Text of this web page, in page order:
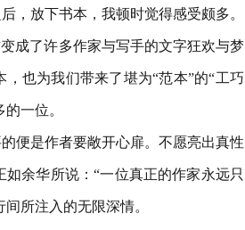
，放下书本，我顿时觉得感受颇多。
成了许多作家与写手的文字狂欢与梦
也为我们带来了堪为“范本”的“工巧
一位。
便是作者要敞开心扉。不愿亮出真性
余华所说：“一位真正的作家永远只
所注入的无限深情。